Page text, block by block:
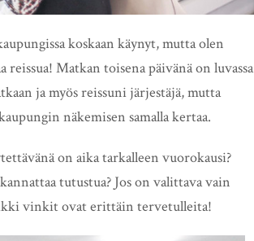
koskaan käynyt, mutta olen
Matkan toisena päivänä on luvassa
ja myös reissuni järjestäjä, mutta
näkemisen samalla kertaa.
on aika tarkalleen vuorokausi?
tutustua? Jos on valittava vain
vinkit ovat erittäin tervetulleita!